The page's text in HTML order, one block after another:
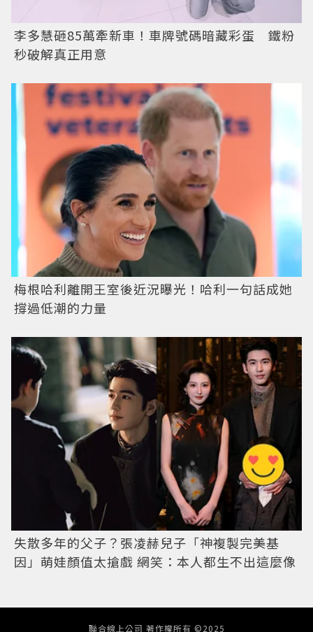
李多慧砸85萬牽新車！車牌號碼暗藏彩蛋 鐵粉
秒破解真正用意
梅根哈利離開王室後近況曝光！哈利一句話成她
撐過低潮的力量
失散多年的父子？張凌赫兒子「神複製完美基
因」萌娃顏值太搶戲 網笑：本人都生不出這麼像
聯合線上公司 著作權所有 ©2025